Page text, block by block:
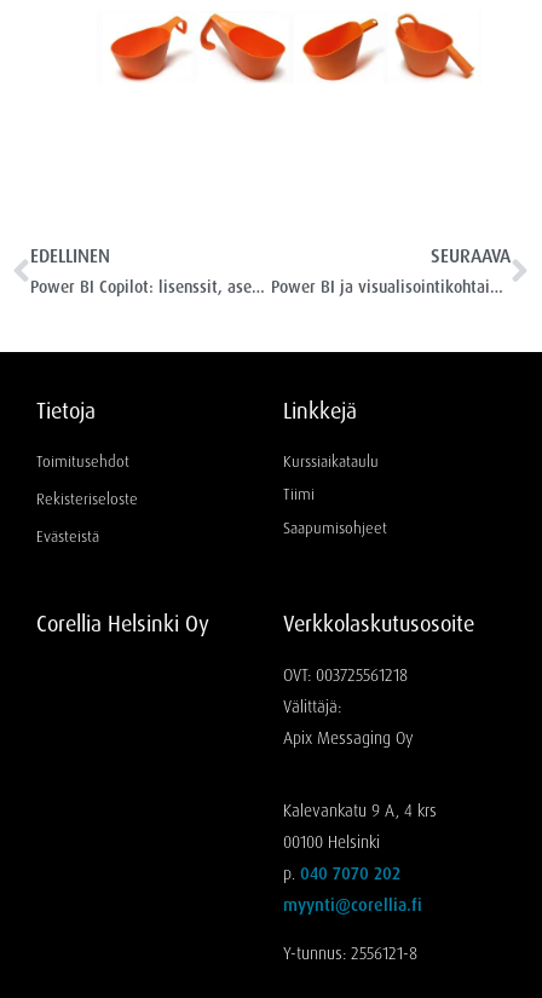
EDELLINEN
Power BI Copilot: lisenssit, asetukset ja ominaisuuksia
SEURAAVA
Power BI ja visualisointikohtainen laskenta, mistä on kyse?
Tietoja
Toimitusehdot
Rekisteriseloste
Evästeistä
Linkkejä
Kurssiaikataulu
Tiimi
Saapumisohjeet
Corellia Helsinki Oy Verkkolaskutusosoite
OVT: 003725561218
Välittäjä:
Apix Messaging Oy
Kalevankatu 9 A, 4 krs
00100 Helsinki
p. 040 7070 202
myynti@corellia.fi
Y-tunnus: 2556121-8